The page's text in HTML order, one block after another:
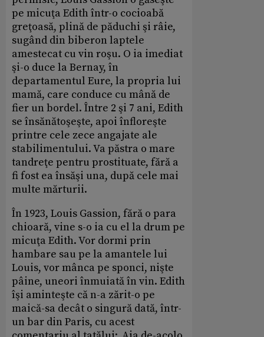
pe micuţa Edith într-o cocioabă
greţoasă, plină de păduchi şi râie,
sugând din biberon laptele
amestecat cu vin roşu. O ia imediat
şi-o duce la Bernay, în
departamentul Eure, la propria lui
mamă, care conduce cu mână de
fier un bordel. Între 2 şi 7 ani, Edith
se însănătoşeşte, apoi înfloreşte
printre cele zece angajate ale
stabilimentului. Va păstra o mare
tandreţe pentru prostituate, fără a
fi fost ea însăşi una, după cele mai
multe mărturii.
În 1923, Louis Gassion, fără o para
chioară, vine s-o ia cu el la drum pe
micuţa Edith. Vor dormi prin
hambare sau pe la amantele lui
Louis, vor mânca pe sponci, nişte
pâine, uneori înmuiată în vin. Edith
îşi aminteşte că n-a zărit-o pe
maică-sa decât o singură dată, într-
un bar din Paris, cu acest